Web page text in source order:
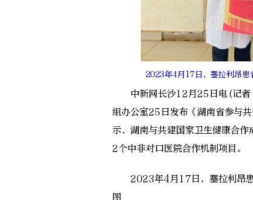
2023年4月17日，塞拉利昂患
中新网长沙12月25日电(记者
组办公室25日发布《湖南省参与
示，湖南与共建国家卫生健康合
2个中非对口医院合作机制项目。
2023年4月17日，塞拉利昂患
图